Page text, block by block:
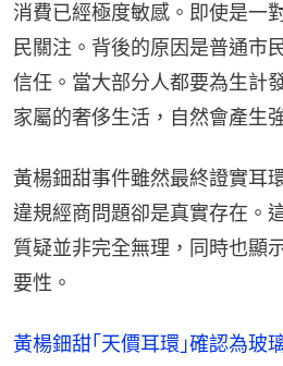
消費已經極度敏感。即使是一
民關注。背後的原因是普通市
信任。當大部分人都要為生計
家屬的奢侈生活，自然會產生
黃楊鈿甜事件雖然最終證實耳
違規經商問題卻是真實存在。
質疑並非完全無理，同時也顯
要性。
黃楊鈿甜｢天價耳環｣確認為